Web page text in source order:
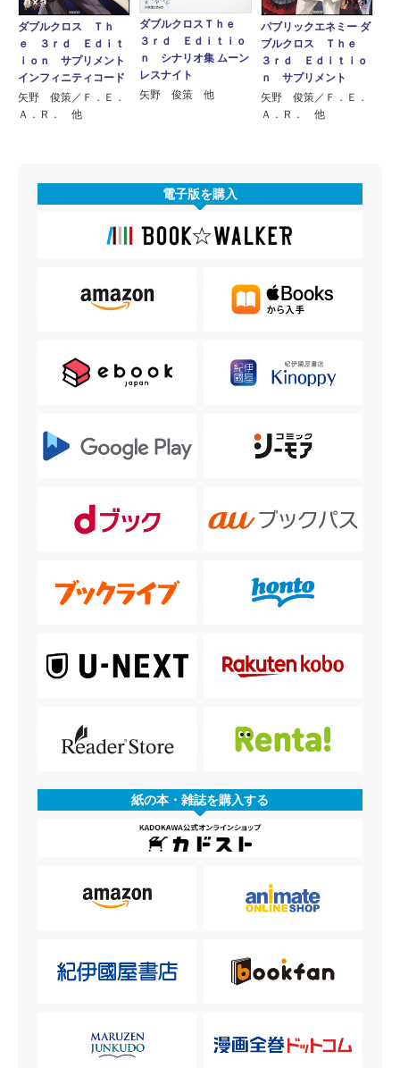
ダブルクロス Ｔｈ
ｅ ３ｒｄ Ｅｄｉｔ
ｉｏｎ サプリメント
インフィニティコード
矢野 俊策／Ｆ．Ｅ．
Ａ．Ｒ． 他
ダブルクロスＴｈｅ
３ｒｄ Ｅｄｉｔｉｏ
ｎ シナリオ集 ムーン
レスナイト
矢野 俊策 他
パブリックエネミー ダ
ブルクロス Ｔｈｅ
３ｒｄ Ｅｄｉｔｉｏ
ｎ サプリメント
矢野 俊策／Ｆ．Ｅ．
Ａ．Ｒ． 他
電子版を購入
紙の本・雑誌を購入する